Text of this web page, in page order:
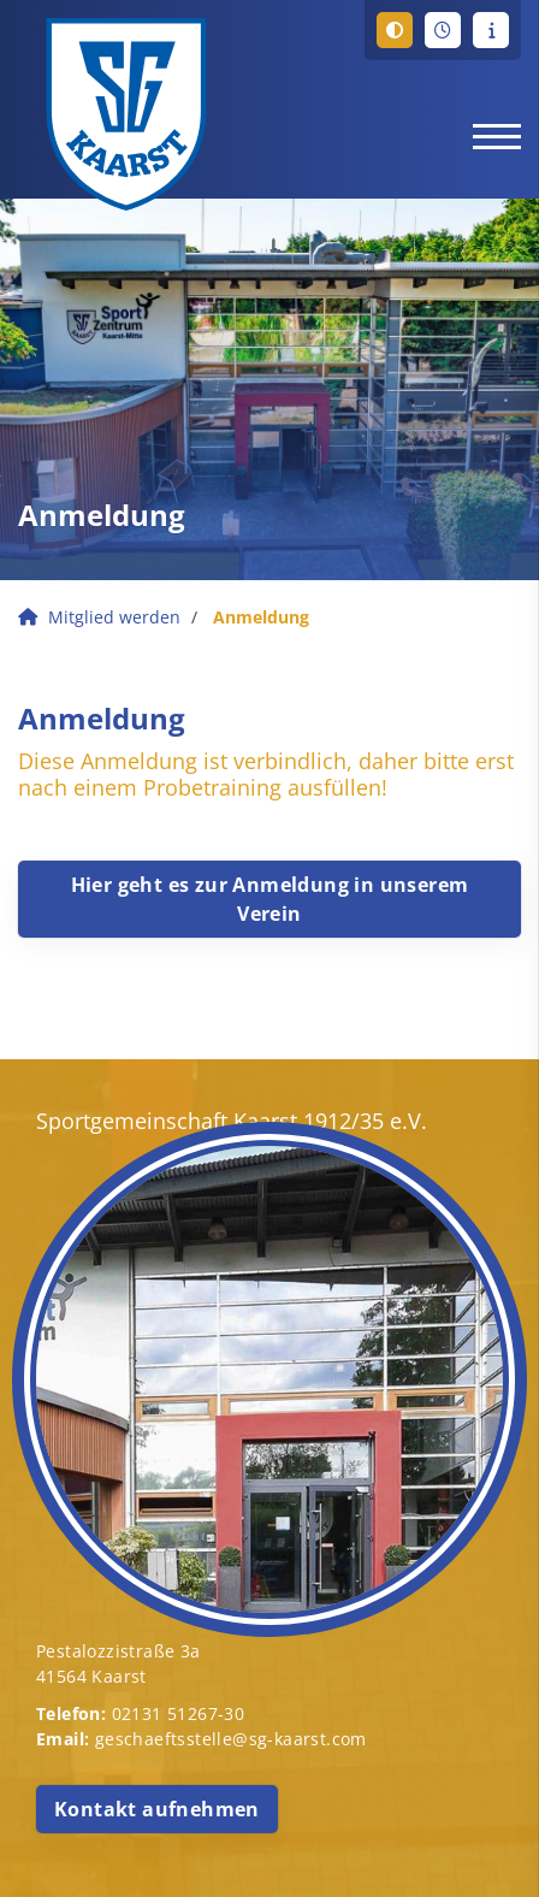
Anmeldung
Mitglied werden Anmeldung
Anmeldung
Diese Anmeldung ist verbindlich, daher bitte erst
nach einem Probetraining ausfüllen!
Hier geht es zur Anmeldung in unserem
Verein
Sportgemeinschaft Kaarst 1912/35 e.V.
Pestalozzistraße 3a
41564 Kaarst
Telefon: 02131 51267-30
Email: geschaeftsstelle@sg-kaarst.com
Kontakt aufnehmen